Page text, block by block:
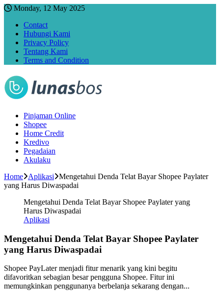
Monday, 12 May 2025
Contact
Hubungi Kami
Privacy Policy
Tentang Kami
Terms and Condition
Pinjaman Online
Shopee
Home Credit
Kredivo
Pegadaian
Akulaku
Home
Aplikasi
Mengetahui Denda Telat Bayar Shopee Paylater
yang Harus Diwaspadai
Mengetahui Denda Telat Bayar Shopee Paylater yang
Harus Diwaspadai
Aplikasi
Mengetahui Denda Telat Bayar Shopee Paylater
yang Harus Diwaspadai
Shopee PayLater menjadi fitur menarik yang kini begitu
difavoritkan sebagian besar pengguna Shopee. Fitur ini
memungkinkan penggunanya berbelanja sekarang dengan...